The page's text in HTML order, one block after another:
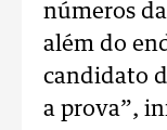
números
além do
candidato
a prova”,